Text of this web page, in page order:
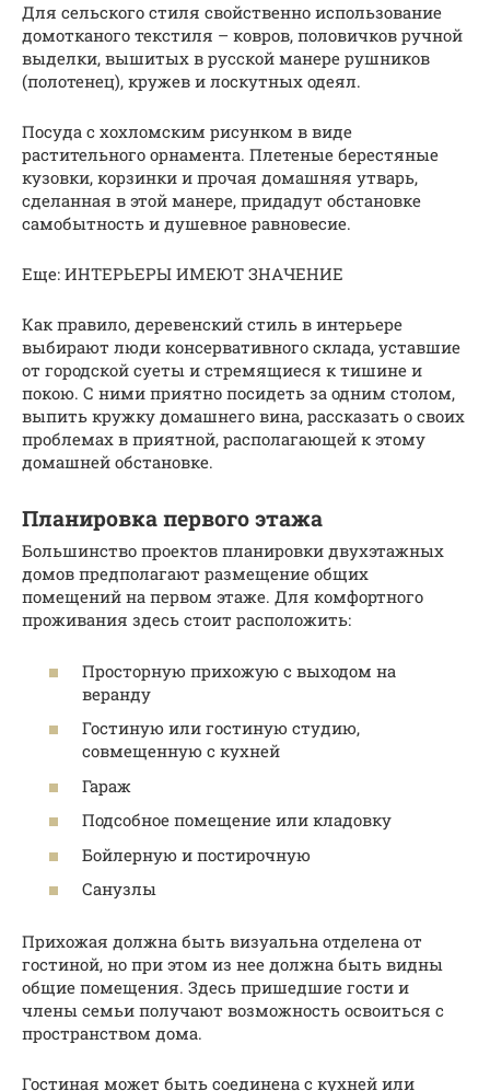
Для сельского стиля свойственно использование
домотканого текстиля – ковров, половичков ручной
выделки, вышитых в русской манере рушников
(полотенец), кружев и лоскутных одеял.
Посуда с хохломским рисунком в виде
растительного орнамента. Плетеные берестяные
кузовки, корзинки и прочая домашняя утварь,
сделанная в этой манере, придадут обстановке
самобытность и душевное равновесие.
Еще: ИНТЕРЬЕРЫ ИМЕЮТ ЗНАЧЕНИЕ
Как правило, деревенский стиль в интерьере
выбирают люди консервативного склада, уставшие
от городской суеты и стремящиеся к тишине и
покою. С ними приятно посидеть за одним столом,
выпить кружку домашнего вина, рассказать о своих
проблемах в приятной, располагающей к этому
домашней обстановке.
Планировка первого этажа
Большинство проектов планировки двухэтажных
домов предполагают размещение общих
помещений на первом этаже. Для комфортного
проживания здесь стоит расположить:
Просторную прихожую с выходом на
веранду
Гостиную или гостиную студию,
совмещенную с кухней
Гараж
Подсобное помещение или кладовку
Бойлерную и постирочную
Санузлы
Прихожая должна быть визуальна отделена от
гостиной, но при этом из нее должна быть видны
общие помещения. Здесь пришедшие гости и
члены семьи получают возможность освоиться с
пространством дома.
Гостиная может быть соединена с кухней или